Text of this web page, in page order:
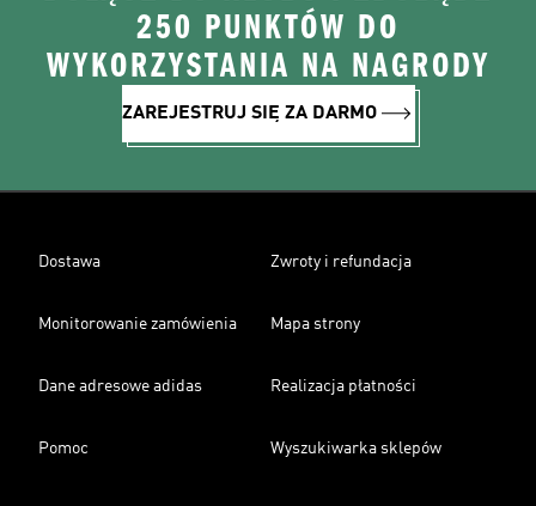
250 PUNKTÓW DO
WYKORZYSTANIA NA NAGRODY
ZAREJESTRUJ SIĘ ZA DARMO
Dostawa Zwroty i refundacja
Monitorowanie zamówienia Mapa strony
Dane adresowe adidas Realizacja płatności
Pomoc Wyszukiwarka sklepów